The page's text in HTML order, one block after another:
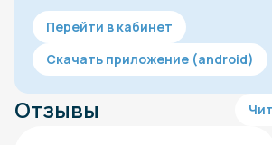
Перейти в кабинет
Скачать приложение (android)
Отзывы